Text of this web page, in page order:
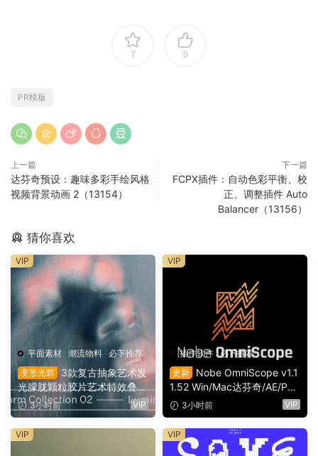
7 0
PR模板
上一篇
达芬奇预设：趣味多彩手绘风格
视频背景动画 2（13154）
下一篇
FCPX插件：自动色彩平衡、校
正、调整插件 Auto
Balancer（13156）
猜你喜欢
平面素材· 潮流物料 · 必下推荐
变形光辉
3款复古抽象艺术发
光朦胧颗粒胶片艺术特效叠加
PSD特效样机组合 Orbyt Stu
dio – Transform Collection 0
2 – Luminous（16162）
3小时前 VIP
VIP
插件软件 ·必下推荐
更新
Nobe OmniScope v1.1
1.52 Win/Mac达芬奇/AE/PR/
OFX视频调色万能示波器插件
（9753）
3小时前 VIP
VIP
VIP VIP